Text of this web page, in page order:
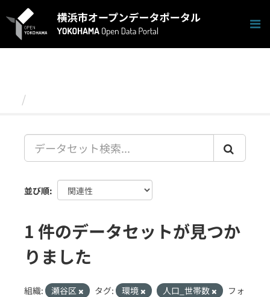
キ
並び順
1 件のデータセットが見つか
りました
組織: 瀬谷区 タグ: 環境 人口_世帯数
フォ